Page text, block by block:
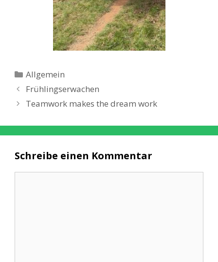
Kategorien
Allgemein
Frühlingserwachen
Teamwork makes the dream work
Schreibe einen Kommentar